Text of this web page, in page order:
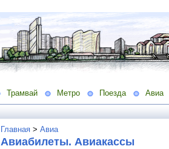
Трамвай Метро Поезда Авиа
Главная > Авиа
Авиабилеты. Авиакассы